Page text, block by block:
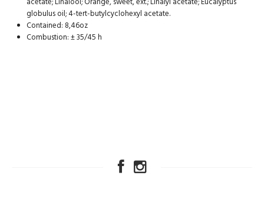
globulus oil; 4-tert-butylcyclohexyl acetate.
Contained: 8,46oz
Combustion: ± 35/45 h